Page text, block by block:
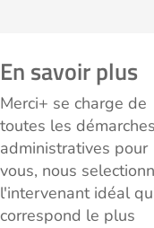
En savoir plus
Merci+ se charge de
toutes les démarches
administratives pour
vous, nous
l'intervenant idéal
correspond le plus